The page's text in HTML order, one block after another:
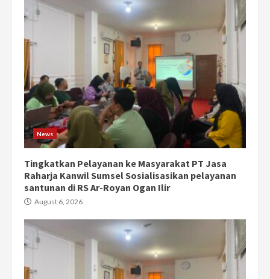
News
Tingkatkan Pelayanan ke Masyarakat PT Jasa
Raharja Kanwil Sumsel Sosialisasikan pelayanan
santunan di RS Ar-Royan Ogan Ilir
August 6, 2026